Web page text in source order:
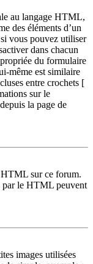
au langage HTML,
des éléments d’un
vous pouvez utiliser
dans chacun
du formulaire
même est similaire
entre crochets [
sur le
la page de
HTML sur ce forum.
par le HTML peuvent
images utilisées